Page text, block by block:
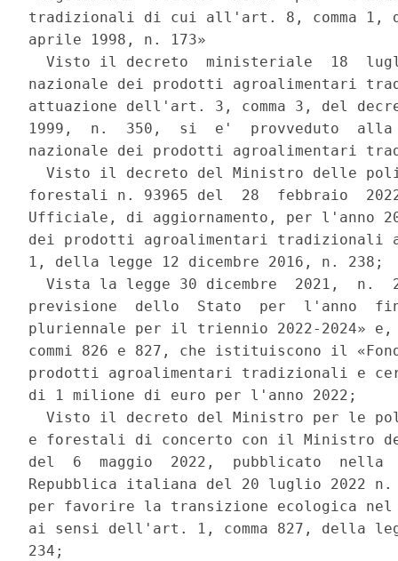
tradizionali di cui all'art. 8, comma 1,
aprile 1998, n. 173»
Visto il decreto  ministeriale  18
nazionale dei prodotti agroalimentari
attuazione dell'art. 3, comma 3, del
1999,  n.  350,  si  e'  provveduto  alla
nazionale dei prodotti agroalimentari
Visto il decreto del Ministro delle
forestali n. 93965 del  28  febbraio
Ufficiale, di aggiornamento, per l'anno
dei prodotti agroalimentari tradizionali
1, della legge 12 dicembre 2016, n. 238;
Vista la legge 30 dicembre  2021,  n.
previsione  dello  Stato  per  l'anno
pluriennale per il triennio 2022-
commi 826 e 827, che istituiscono il
prodotti agroalimentari tradizionali e
di 1 milione di euro per l'anno 2022;
Visto il decreto del Ministro per le
e forestali di concerto con il Ministro
del  6  maggio  2022,  pubblicato
Repubblica italiana del 20 luglio 2022
per favorire la transizione ecologica
ai sensi dell'art. 1, comma 827, della
234;